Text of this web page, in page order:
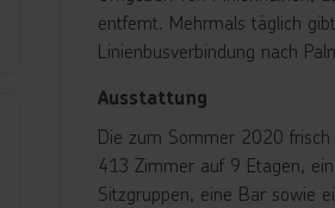
entfernt. Mehrmals täglich
Linienbusverbindung nach
Ausstattung
Die zum Sommer 2020
413 Zimmer auf 9 Etagen,
Sitzgruppen, eine Bar sowie